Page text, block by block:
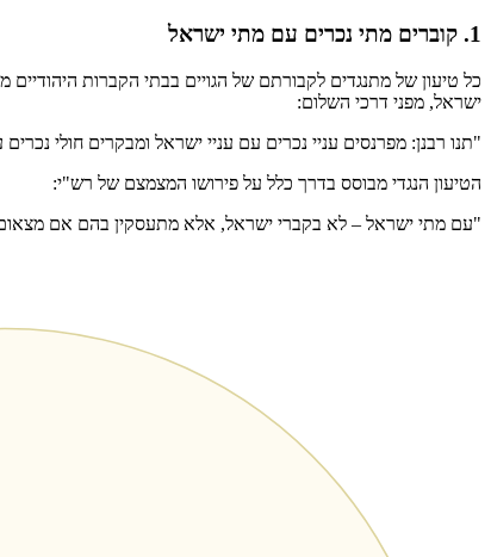
1. קוברים מתי נכרים עם מתי ישראל
כל טיעון של מתנגדים לקבורתם של הגויים בבתי הקברות
ישראל, מפני דרכי השלום:
"תנו רבנן: מפרנסים עניי נכרים עם עניי ישראל ומבקרים חולי
הטיעון הנגדי מבוסס בדרך כלל על פירושו המצמצם של רש"י:
"עם מתי ישראל – לא בקברי ישראל, אלא מתעסקין בהם אם